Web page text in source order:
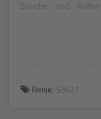
Störche und
Reise: 53421